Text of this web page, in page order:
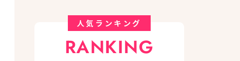
人気ランキング
RANKING